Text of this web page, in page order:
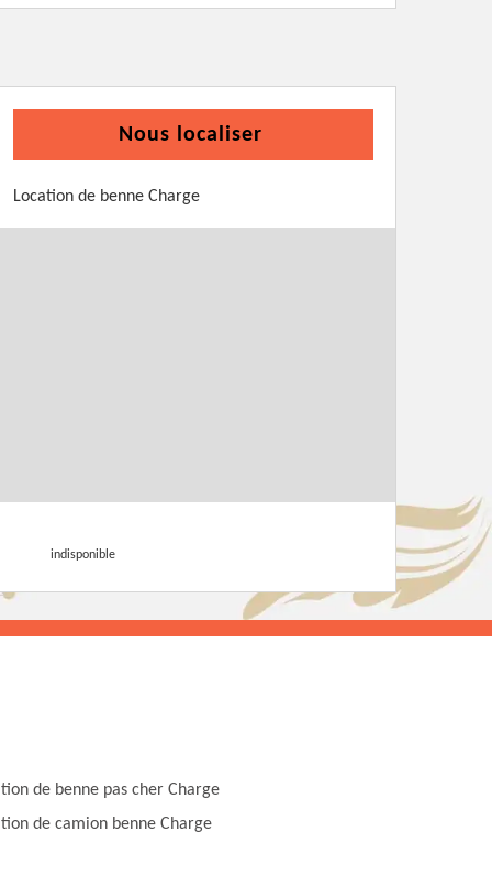
Nous localiser
Location de benne Charge
indisponible
de benne pas cher Charge
de camion benne Charge